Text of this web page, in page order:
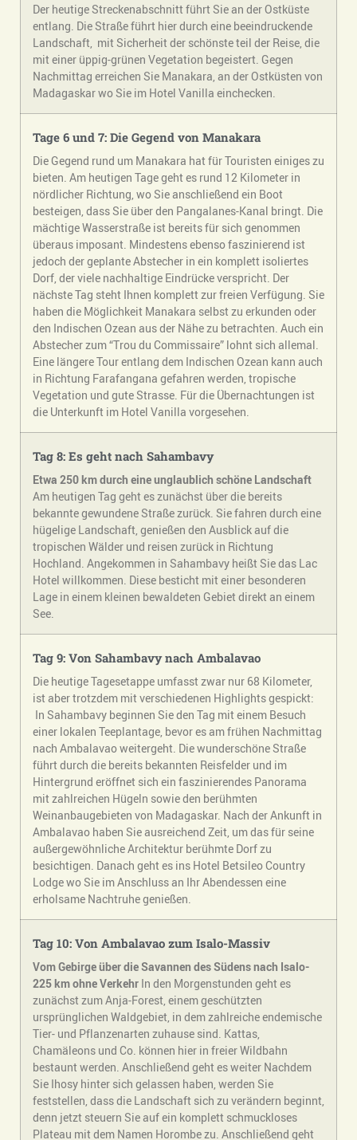
Der heutige Streckenabschnitt führt Sie an der Ostküste
entlang. Die Straße führt hier durch eine beeindruckende
Landschaft, mit Sicherheit der schönste teil der Reise, die
mit einer üppig-grünen Vegetation begeistert. Gegen
Nachmittag erreichen Sie Manakara, an der Ostküsten von
Madagaskar wo Sie im Hotel Vanilla einchecken.
Tage 6 und 7: Die Gegend von Manakara
Die Gegend rund um Manakara hat für Touristen einiges zu
bieten. Am heutigen Tage geht es rund 12 Kilometer in
nördlicher Richtung, wo Sie anschließend ein Boot
besteigen, dass Sie über den Pangalanes-Kanal bringt. Die
mächtige Wasserstraße ist bereits für sich genommen
überaus imposant. Mindestens ebenso faszinierend ist
jedoch der geplante Abstecher in ein komplett isoliertes
Dorf, der viele nachhaltige Eindrücke verspricht. Der
nächste Tag steht Ihnen komplett zur freien Verfügung. Sie
haben die Möglichkeit Manakara selbst zu erkunden oder
den Indischen Ozean aus der Nähe zu betrachten. Auch ein
Abstecher zum “Trou du Commissaire” lohnt sich allemal.
Eine längere Tour entlang dem Indischen Ozean kann auch
in Richtung Farafangana gefahren werden, tropische
Vegetation und gute Strasse. Für die Übernachtungen ist
die Unterkunft im Hotel Vanilla vorgesehen.
Tag 8: Es geht nach Sahambavy
Etwa 250 km durch eine unglaublich schöne Landschaft
Am heutigen Tag geht es zunächst über die bereits
bekannte gewundene Straße zurück. Sie fahren durch eine
hügelige Landschaft, genießen den Ausblick auf die
tropischen Wälder und reisen zurück in Richtung
Hochland. Angekommen in Sahambavy heißt Sie das Lac
Hotel willkommen. Diese besticht mit einer besonderen
Lage in einem kleinen bewaldeten Gebiet direkt an einem
See.
Tag 9: Von Sahambavynach Ambalavao
Die heutige Tagesetappe umfasst zwar nur 68 Kilometer,
ist aber trotzdem mit verschiedenen Highlights gespickt:
In Sahambavy beginnen Sie den Tag mit einem Besuch
einer lokalen Teeplantage, bevor es am frühen Nachmittag
nach Ambalavao weitergeht. Die wunderschöne Straße
führt durch die bereits bekannten Reisfelder und im
Hintergrund eröffnet sich ein faszinierendes Panorama
mit zahlreichen Hügeln sowie den berühmten
Weinanbaugebieten von Madagaskar. Nach der Ankunft in
Ambalavao haben Sie ausreichend Zeit, um das für seine
außergewöhnliche Architektur berühmte Dorf zu
besichtigen. Danach geht es ins Hotel Betsileo Country
Lodge wo Sie im Anschluss an Ihr Abendessen eine
erholsame Nachtruhe genießen.
Tag 10: Von Ambalavao zum Isalo-Massiv
Vom Gebirge über die Savannen des Südens nach Isalo-
225 km ohne Verkehr In den Morgenstunden geht es
zunächst zum Anja-Forest, einem geschützten
ursprünglichen Waldgebiet, in dem zahlreiche endemische
Tier- und Pflanzenarten zuhause sind. Kattas,
Chamäleons und Co. können hier in freier Wildbahn
bestaunt werden. Anschließend geht es weiter Nachdem
Sie Ihosy hinter sich gelassen haben, werden Sie
feststellen, dass die Landschaft sich zu verändern beginnt,
denn jetzt steuern Sie auf ein komplett schmuckloses
Plateau mit dem Namen Horombe zu. Anschließend geht